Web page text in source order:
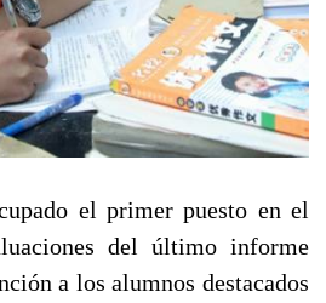
el primer puesto en el
del último informe
a los alumnos destacados